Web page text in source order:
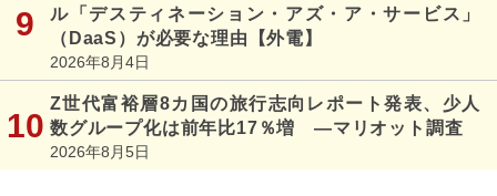
ル「デスティネーション・アズ・ア・サービス」
（DaaS）が必要な理由【外電】
2026年8月4日
Z世代富裕層8カ国の旅行志向レポート発表、少人
数グループ化は前年比17％増 ―マリオット調査
2026年8月5日